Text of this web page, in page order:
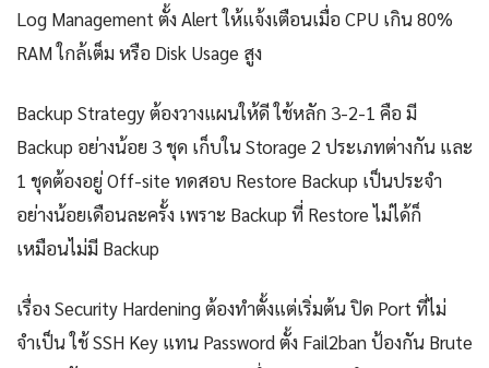
Log Management ตั้ง Alert ให้แจ้งเตือนเมื่อ CPU เกิน 80%
RAM ใกล้เต็ม หรือ Disk Usage สูง
Backup Strategy ต้องวางแผนให้ดี ใช้หลัก 3-2-1 คือ มี
Backup อย่างน้อย 3 ชุด เก็บใน Storage 2 ประเภทต่างกัน และ
1 ชุดต้องอยู่ Off-site ทดสอบ Restore Backup เป็นประจำ
อย่างน้อยเดือนละครั้ง เพราะ Backup ที่ Restore ไม่ได้ก็
เหมือนไม่มี Backup
เรื่อง Security Hardening ต้องทำตั้งแต่เริ่มต้น ปิด Port ที่ไม่
จำเป็น ใช้ SSH Key แทน Password ตั้ง Fail2ban ป้องกัน Brute